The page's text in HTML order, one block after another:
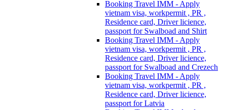
Booking Travel IMM - Apply
vietnam visa, workpermit , PR ,
Residence card, Driver licience,
passport for Swalboad and Shirt
Booking Travel IMM - Apply
vietnam visa, workpermit , PR ,
Residence card, Driver licience,
passport for Swalboad and Crezech
Booking Travel IMM - Apply
vietnam visa, workpermit , PR ,
Residence card, Driver licience,
passport for Latvia